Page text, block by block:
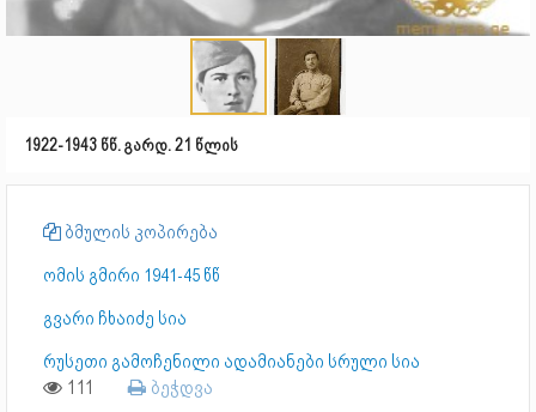
1922-1943 წწ. გარდ. 21 წლის
ბმულის კოპირება
ომის გმირი 1941-45 წწ
გვარი ჩხაიძე სია
რუსეთი გამოჩენილი ადამიანები სრული სია
111 ბეჭდვა